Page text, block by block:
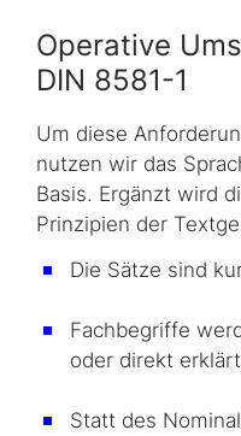
Operative
DIN 8581-1
Um diese
nutzen wir das
Basis. Ergänzt wird
Prinzipien der
Die Sätze sind
Fachbegriffe
oder direkt
Statt des